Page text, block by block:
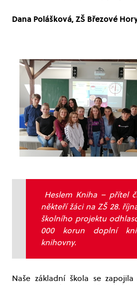
Dana Polášková, ZŠ Březové
Heslem Kniha – přítel
někteří žáci na ZŠ 28.
školního projektu
000 korun doplní
knihovny.
Naše základní škola se